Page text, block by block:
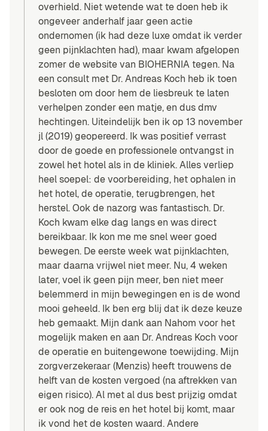
overhield. Niet wetende wat te doen heb ik
ongeveer anderhalf jaar geen actie
ondernomen (ik had deze luxe omdat ik verder
geen pijnklachten had), maar kwam afgelopen
zomer de website van BIOHERNIA tegen. Na
een consult met Dr. Andreas Koch heb ik toen
besloten om door hem de liesbreuk te laten
verhelpen zonder een matje, en dus dmv
hechtingen. Uiteindelijk ben ik op 13 november
jl (2019) geopereerd. Ik was positief verrast
door de goede en professionele ontvangst in
zowel het hotel als in de kliniek. Alles verliep
heel soepel: de voorbereiding, het ophalen in
het hotel, de operatie, terugbrengen, het
herstel. Ook de nazorg was fantastisch. Dr.
Koch kwam elke dag langs en was direct
bereikbaar. Ik kon me me snel weer goed
bewegen. De eerste week wat pijnklachten,
maar daarna vrijwel niet meer. Nu, 4 weken
later, voel ik geen pijn meer, ben niet meer
belemmerd in mijn bewegingen en is de wond
mooi geheeld. Ik ben erg blij dat ik deze keuze
heb gemaakt. Mijn dank aan Nahom voor het
mogelijk maken en aan Dr. Andreas Koch voor
de operatie en buitengewone toewijding. Mijn
zorgverzekeraar (Menzis) heeft trouwens de
helft van de kosten vergoed (na aftrekken van
eigen risico). Al met al dus best prijzig omdat
er ook nog de reis en het hotel bij komt, maar
ik vond het de kosten waard. Andere